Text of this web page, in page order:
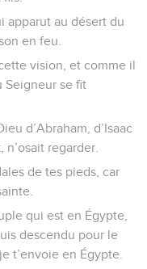
apparut au désert du
en feu.
vision, et comme il
Seigneur se fit
d’Abraham, d’Isaac
regarder.
de tes pieds, car
qui est en Égypte,
descendu pour le
t’envoie en Égypte.